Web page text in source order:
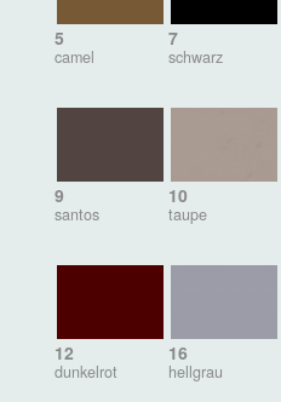
5
camel
7
schwarz
9
santos
10
taupe
12
dunkelrot
16
hellgrau